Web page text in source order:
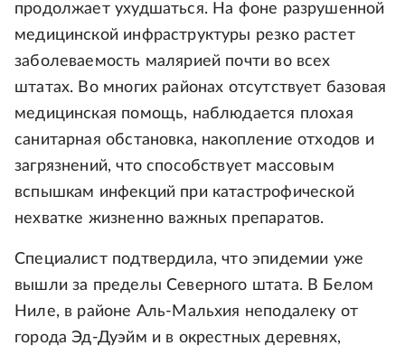
продолжает ухудшаться. На фоне разрушенной
медицинской инфраструктуры резко растет
заболеваемость малярией почти во всех
штатах. Во многих районах отсутствует базовая
медицинская помощь, наблюдается плохая
санитарная обстановка, накопление отходов и
загрязнений, что способствует массовым
вспышкам инфекций при катастрофической
нехватке жизненно важных препаратов.
Специалист подтвердила, что эпидемии уже
вышли за пределы Северного штата. В Белом
Ниле, в районе Аль-Мальхия неподалеку от
города Эд-Дуэйм и в окрестных деревнях,